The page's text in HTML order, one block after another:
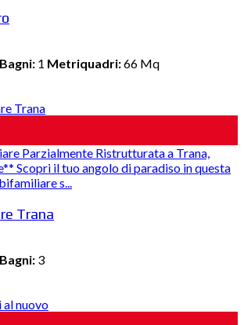
Bagni: 1 Metriquadri:66 Mq
Parzialmente Ristrutturata a Trana,
Scopri il tuo angolo di paradiso in questa
s...
Trana
Bagni: 3